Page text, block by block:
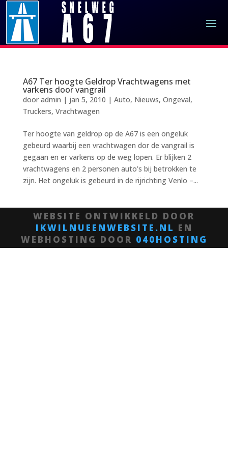
A67 Ter hoogte Geldrop Vrachtwagens met
varkens door vangrail
door admin | jan 5, 2010 | Auto, Nieuws, Ongeval,
Truckers, Vrachtwagen
Ter hoogte van geldrop op de A67 is een ongeluk
gebeurd waarbij een vrachtwagen dor de vangrail is
gegaan en er varkens op de weg lopen. Er blijken 2
vrachtwagens en 2 personen auto’s bij betrokken te
zijn. Het ongeluk is gebeurd in de rijrichting Venlo –...
WEBSITE ONTWIKKELD DOOR
IKWILNUEENWEBSITE.NL EN
WEBHOSTING DOOR 040HOSTING